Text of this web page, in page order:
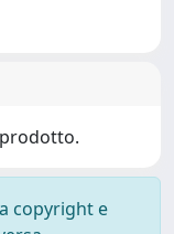
copyright e